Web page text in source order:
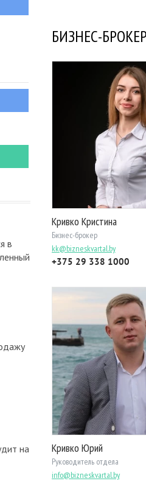
в
на
БИЗНЕС-
Кривко Кристина
Бизнес-брокер
kk@bizneskvartal.by
+375 29 338 1000
Кривко Юрий
Руководитель отдела
info@bizneskvartal.by